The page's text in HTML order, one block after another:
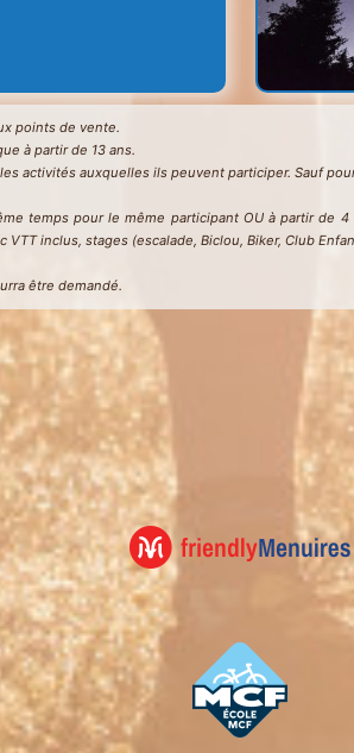
points de vente.
à partir de 13 ans.
activités auxquelles ils peuvent participer. Sauf
temps pour le même participant OU à partir de
inclus, stages (escalade, Biclou, Biker, Club
être demandé.